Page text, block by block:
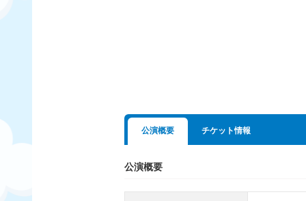
公演概要 チケット情報
公演概要